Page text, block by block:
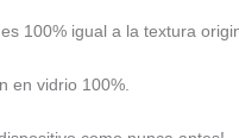
100% igual a la textura
en vidrio 100%.